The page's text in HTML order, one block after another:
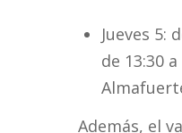
Jueves 5:
de 13:30
Además, el